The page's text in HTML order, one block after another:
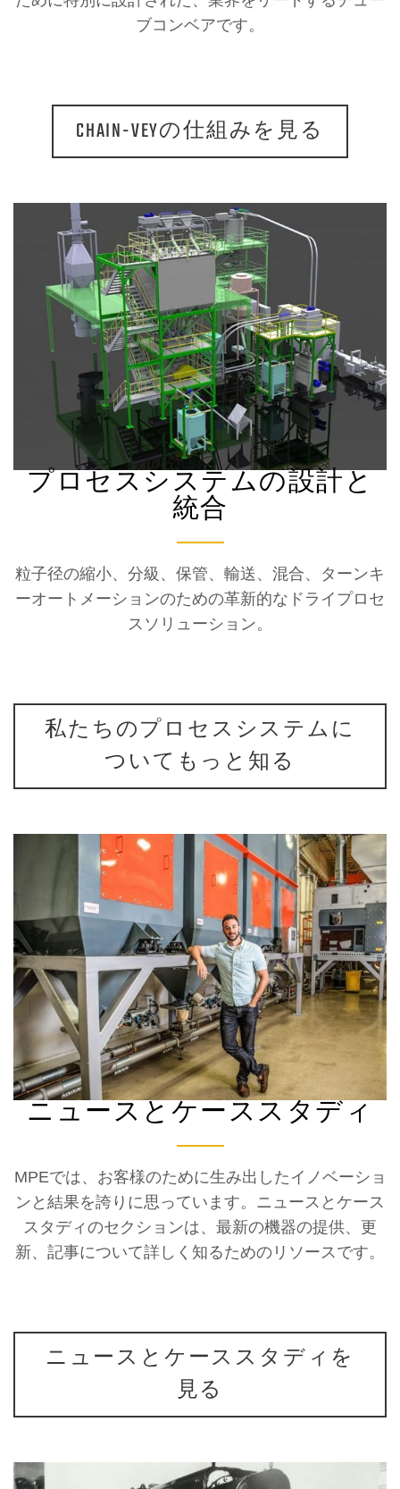
ブコンベアです。
CHAIN-VEYの仕組みを見る
プロセスシステムの設計と
統合
粒子径の縮小、分級、保管、輸送、混合、ターンキ
ーオートメーションのための革新的なドライプロセ
スソリューション。
私たちのプロセスシステムに
ついてもっと知る
ニュースとケーススタディ
MPEでは、お客様のために生み出したイノベーショ
ンと結果を誇りに思っています。ニュースとケース
スタディのセクションは、最新の機器の提供、更
新、記事について詳しく知るためのリソースです。
ニュースとケーススタディを
見る